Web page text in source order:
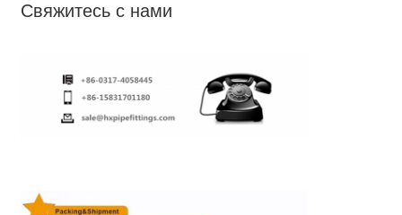
Свяжитесь с нами